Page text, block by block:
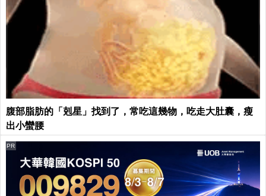
腹部脂肪的「剋星」找到了，常吃這幾物，吃走大肚囊，瘦
出小蠻腰
PR